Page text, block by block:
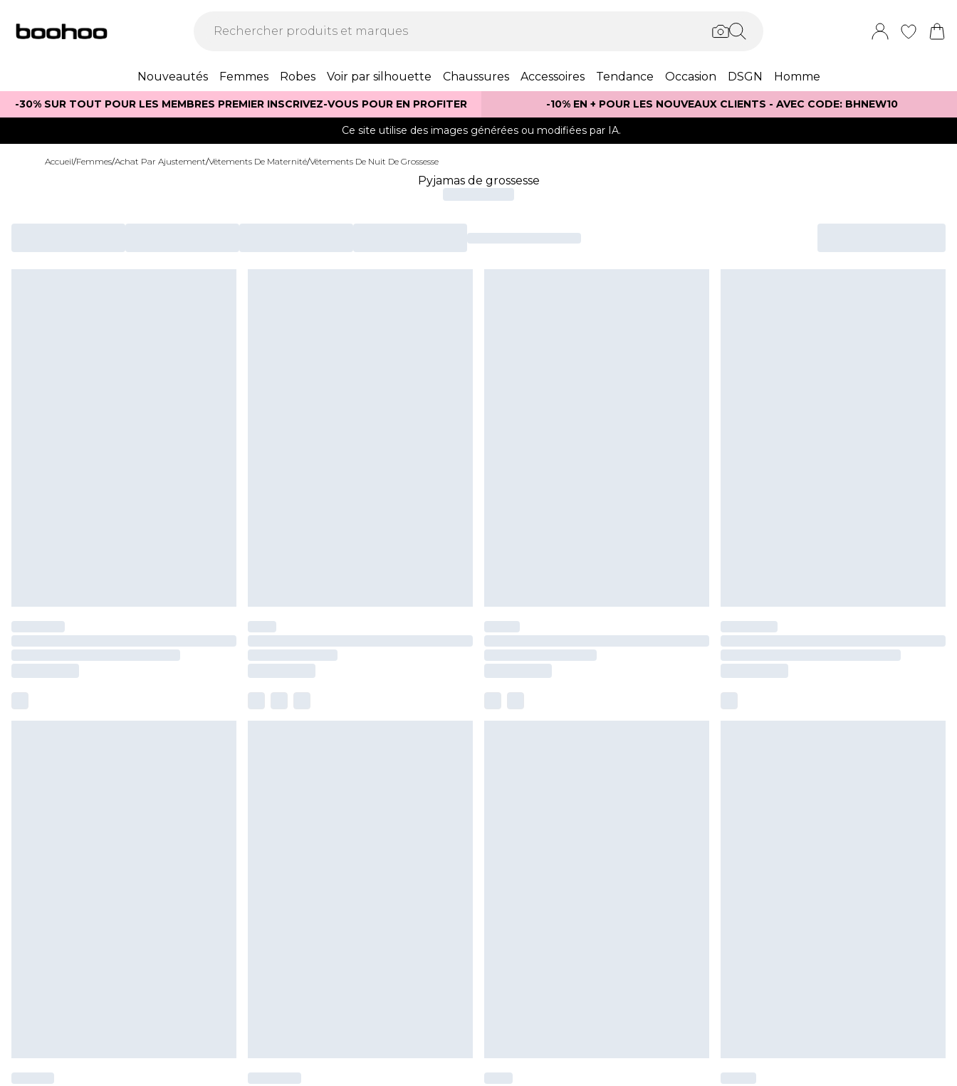
Nouveautés Femmes Robes Voir par silhouette Chaussures Accessoires Tendance Occasion DSGN Homme
-30% SUR TOUT POUR LES MEMBRES PREMIER INSCRIVEZ-VOUS POUR EN PROFITER -10% EN + POUR LES NOUVEAUX CLIENTS - AVEC CODE: BHNEW10
Ce site utilise des images générées ou modifiées par IA.
Accueil/Femmes/Achat Par Ajustement/Vêtements De Maternité/Vêtements De Nuit De Grossesse
Pyjamas de grossesse